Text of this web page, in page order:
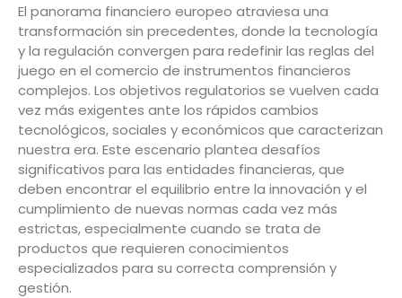
El panorama financiero europeo atraviesa una
transformación sin precedentes, donde la tecnología
y la regulación convergen para redefinir las reglas del
juego en el comercio de instrumentos financieros
complejos. Los objetivos regulatorios se vuelven cada
vez más exigentes ante los rápidos cambios
tecnológicos, sociales y económicos que caracterizan
nuestra era. Este escenario plantea desafíos
significativos para las entidades financieras, que
deben encontrar el equilibrio entre la innovación y el
cumplimiento de nuevas normas cada vez más
estrictas, especialmente cuando se trata de
productos que requieren conocimientos
especializados para su correcta comprensión y
gestión.